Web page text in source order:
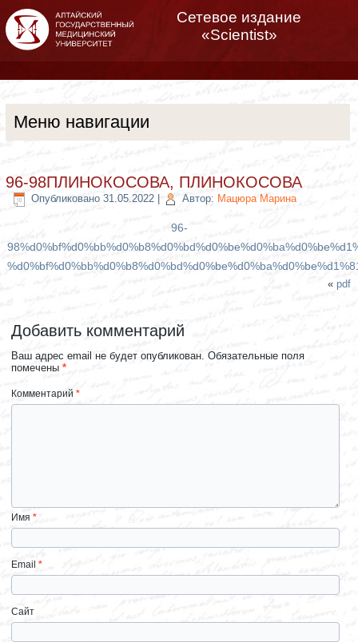
Сетевое издание
«Scientist»
Меню навигации
96-98ПЛИНОКОСОВА, ПЛИНОКОСОВА
Опубликовано 31.05.2022 Автор: Мацюра Марина
96-
« pdf
Добавить комментарий
Ваш адрес email не будет опубликован. Обязательные поля
помечены*
Комментарий*
Имя*
Email*
Сайт